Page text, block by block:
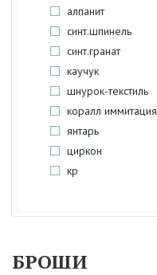
алпанит
синт.шпинель
синт.гранат
каучук
шнурок-текстиль
коралл иммитация
янтарь
циркон
кр
БРОШИ